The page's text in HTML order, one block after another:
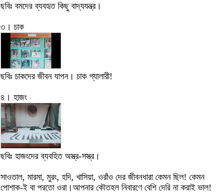
ছবিঃ বমদের ব্যবহৃত কিছু বাদ্যযন্ত্র।
৩। চাক
ছবিঃ চাকদের জীবন যাপন। চাক গ্যালারী!
৪। হাজং
ছবিঃ হাজংদের ব্যবহিত অস্ত্র-সস্ত্র।
সাওতাল, মারমা, মুরং, হদি, খাসিয়া, ওরাঁও দের জীবনধারা কেমন ছিল! কেমন
পোশাক-ই বা পরতো ওরা।আপনার কৌতহল নিবারণে বেশি দেরি না করাই ভাল!